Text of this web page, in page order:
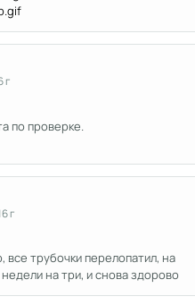
г
по проверке.
г
трубочки перелопатил, на
на три, и снова здорово